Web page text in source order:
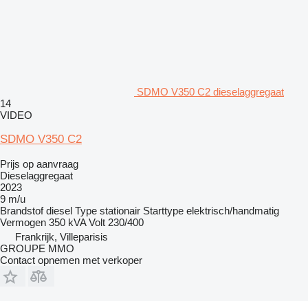
SDMO V350 C2 dieselaggregaat
14
VIDEO
SDMO V350 C2
Prijs op aanvraag
Dieselaggregaat
2023
9 m/u
Brandstof diesel Type stationair Starttype elektrisch/handmatig
Vermogen 350 kVA Volt 230/400
Frankrijk, Villeparisis
GROUPE MMO
Contact opnemen met verkoper